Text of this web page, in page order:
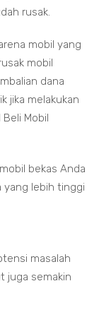
rusak.
mobil yang
mobil
dana
jika melakukan
Mobil
bekas Anda
yang lebih tinggi
masalah
juga semakin